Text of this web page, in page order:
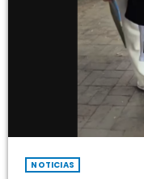
NOTICIAS